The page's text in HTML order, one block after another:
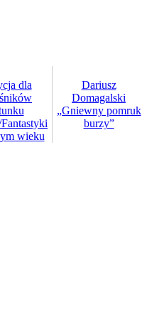
dla
wieku
Dariusz
Domagalski
„Gniewny pomruk
burzy”